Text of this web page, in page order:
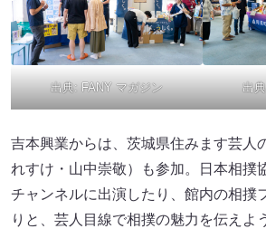
出典: FANY マガジン 出
吉本興業からは、茨城県住みます芸人
れすけ・山中崇敬）も参加。日本相撲
チャンネルに出演したり、館内の相撲
りと、芸人目線で相撲の魅力を伝えよ